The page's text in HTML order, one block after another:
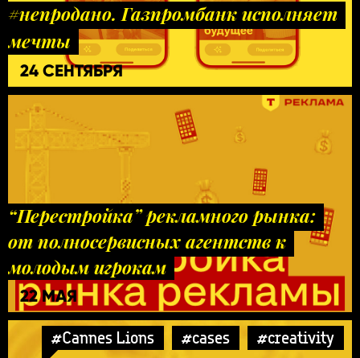
#непродано. Газпромбанк исполняет
мечты
24 СЕНТЯБРЯ
“Перестройка” рекламного рынка:
от полносервисных агентств к
молодым игрокам
22 МАЯ
#Cannes Lions #cases #creativity